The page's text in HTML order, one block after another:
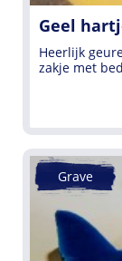
Geel
Heerlijk
zakje met
Grave